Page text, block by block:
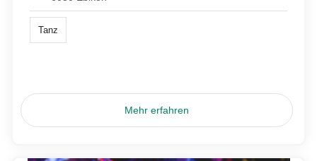
Tanz
Mehr erfahren